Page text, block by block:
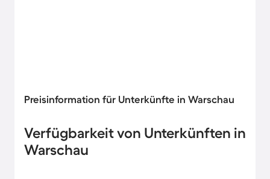
Preisinformation für Unterkünfte in Warschau
Verfügbarkeit von Unterkünften in
Warschau